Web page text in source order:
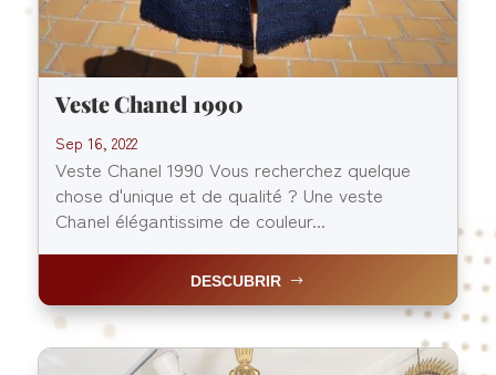
Veste Chanel 1990
Sep 16, 2022
Veste Chanel 1990 Vous recherchez quelque
chose d'unique et de qualité ? Une veste
Chanel élégantissime de couleur...
DESCUBRIR